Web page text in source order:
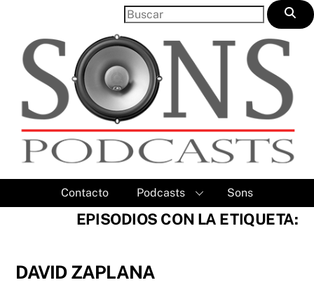
content
Contacto Podcasts Sons
EPISODIOS CON LA ETIQUETA:
DAVID ZAPLANA